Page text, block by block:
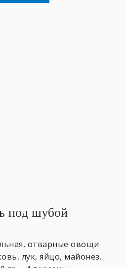
под шубой
отварные овощи
лук, яйцо, майонез.